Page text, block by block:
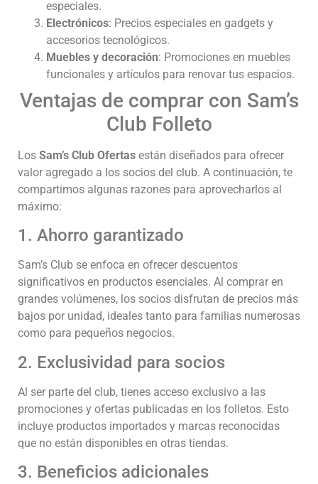
especiales.
Electrónicos: Precios especiales en gadgets y
accesorios tecnológicos.
Muebles y decoración: Promociones en muebles
funcionales y artículos para renovar tus espacios.
Ventajas de comprar con Sam’s
Club Folleto
Los Sam’s Club Ofertas están diseñados para ofrecer
valor agregado a los socios del club. A continuación, te
compartimos algunas razones para aprovecharlos al
máximo:
1. Ahorro garantizado
Sam’s Club se enfoca en ofrecer descuentos
significativos en productos esenciales. Al comprar en
grandes volúmenes, los socios disfrutan de precios más
bajos por unidad, ideales tanto para familias numerosas
como para pequeños negocios.
2. Exclusividad para socios
Al ser parte del club, tienes acceso exclusivo a las
promociones y ofertas publicadas en los folletos. Esto
incluye productos importados y marcas reconocidas
que no están disponibles en otras tiendas.
3. Beneficios adicionales